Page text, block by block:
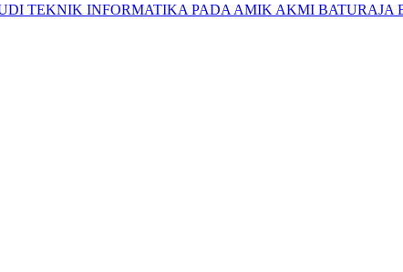
TEKNIK INFORMATIKA PADA AMIK AKMI BATURAJA